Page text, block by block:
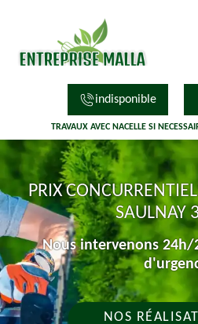
indisponible
TRAVAUX AVEC NACELLE SI
PRIX
SAULNAY
Nous intervenons 24h/
NOS